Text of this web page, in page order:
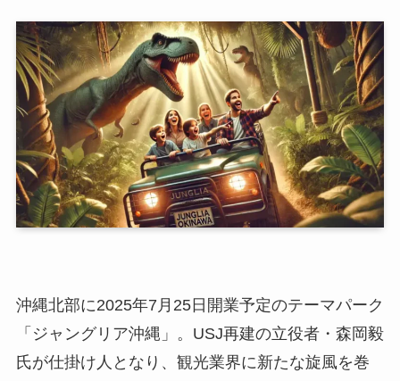
沖縄北部に2025年7月25日開業予定のテーマパーク
「ジャングリア沖縄」。USJ再建の立役者・森岡毅
氏が仕掛け人となり、観光業界に新たな旋風を巻